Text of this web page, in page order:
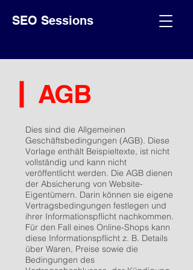
SEO Sessions
AGB
Dies sind die Allgemeinen
Geschäftsbedingungen (AGB). Diese
Vorlage enthält Beispieltexte, ist nicht
vollständig und kann nicht
veröffentlicht werden. Die AGB dienen
der Absicherung von Website-
Eigentümern. Darin können sie eigene
Vertragsbedingungen festlegen und
ihrer Informationspflicht nachkommen.
Für den Fall eines Online-Shops kann
diese Informationspflicht z. B. Details
über Waren, Preise sowie die
Bedingungen des